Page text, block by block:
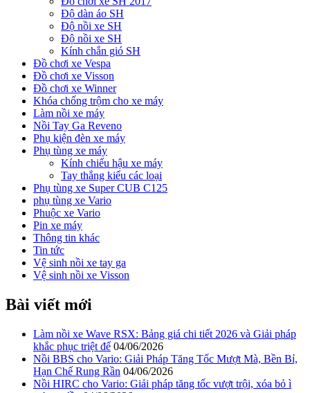
Độ dàn áo SH
Độ nồi xe SH
Độ nồi xe SH
Kính chắn gió SH
Đồ chơi xe Vespa
Đồ chơi xe Visson
Đồ chơi xe Winner
Khóa chống trộm cho xe máy
Làm nồi xe máy
Nồi Tay Ga Reveno
Phụ kiện đèn xe máy
Phụ tùng xe máy
Kính chiếu hậu xe máy
Tay thắng kiểu các loại
Phụ tùng xe Super CUB C125
phụ tùng xe Vario
Phuộc xe Vario
Pin xe máy
Thông tin khác
Tin tức
Vệ sinh nồi xe tay ga
Vệ sinh nồi xe Visson
Bài viết mới
Làm nồi xe Wave RSX: Bảng giá chi tiết 2026 và Giải pháp
khắc phục triệt để 04/06/2026
Nồi BBS cho Vario: Giải Pháp Tăng Tốc Mượt Mà, Bền Bỉ,
Hạn Chế Rung Rần 04/06/2026
Nồi HIRC cho Vario: Giải pháp tăng tốc vượt trội, xóa bỏ ì